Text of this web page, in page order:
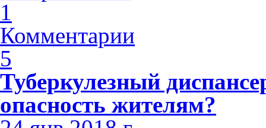
1
Комментарии
5
Туберкулезный
опасность жителям?